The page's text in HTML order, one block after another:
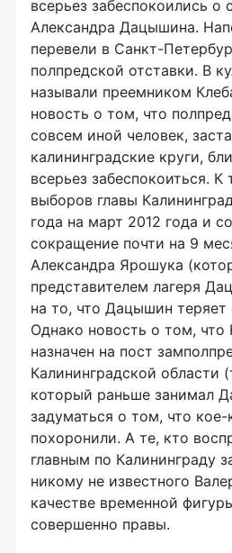
всерьез забеспокоились о
Александра Дацышина.
перевели в Санкт-
полпредской отставки. В
называли преемником
новость о том, что
совсем иной человек,
калининградские круги,
всерьез забеспокоиться.
выборов главы
года на март 2012 года и
сокращение почти на 9
Александра Ярошука
представителем лагеря
на то, что Дацышин теряет
Однако новость о том,
назначен на пост
Калининградской области
который раньше занимал
задуматься о том, что кое-
похоронили. А те, кто
главным по Калининграду
никому не известного
качестве временной
совершенно правы.